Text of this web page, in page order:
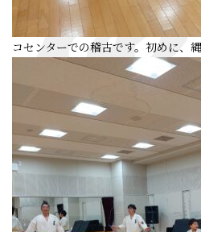
コセンターでの稽古です。初めに、